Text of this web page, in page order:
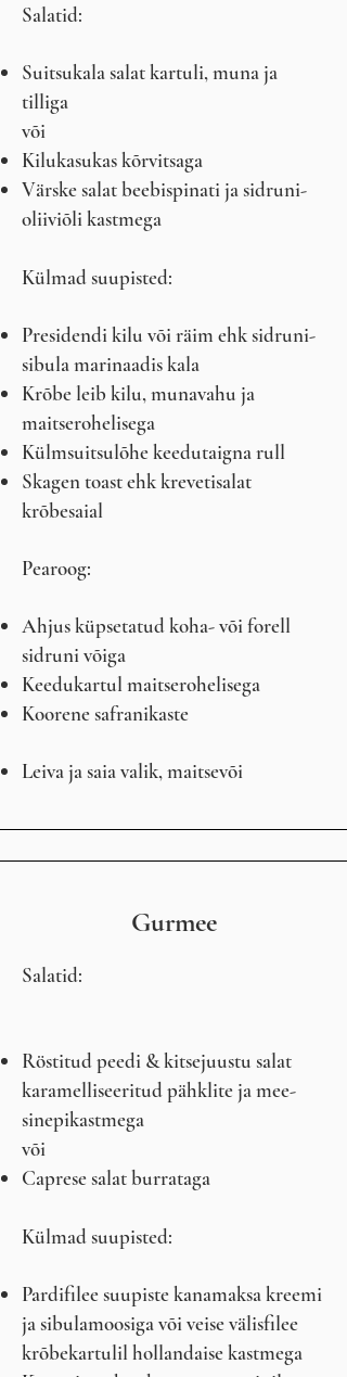
Salatid:
Suitsukala salat kartuli, muna ja
tilliga
või
Kilukasukas kõrvitsaga
Värske salat beebispinati ja sidruni-
oliiviõli kastmega
Külmad suupisted:
Presidendi kilu või räim ehk sidruni-
sibula marinaadis kala
Krõbe leib kilu, munavahu ja
maitserohelisega
Külmsuitsulõhe keedutaigna rull
Skagen toast ehk krevetisalat
krõbesaial
Pearoog:
Ahjus küpsetatud koha- või forell
sidruni võiga
Keedukartul maitserohelisega
Koorene safranikaste
Leiva ja saia valik, maitsevõi
Gurmee
Salatid:
Röstitud peedi & kitsejuustu salat
karamelliseeritud pähklite ja mee-
sinepikastmega
või
Caprese salat burrataga
Külmad suupisted:
Pardifilee suupiste kanamaksa kreemi
ja sibulamoosiga või veise välisfilee
krõbekartulil hollandaise kastmega